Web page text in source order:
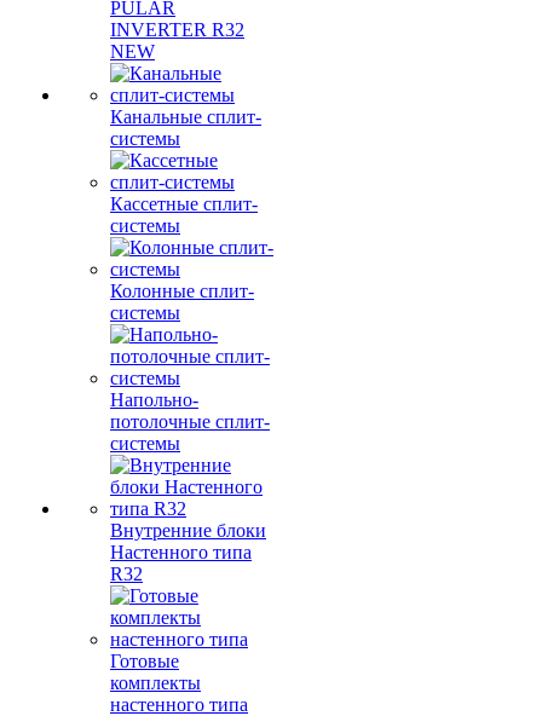
PULAR
INVERTER R32
NEW
Канальные сплит-
системы
Кассетные сплит-
системы
Колонные сплит-
системы
Напольно-
потолочные сплит-
системы
Внутренние блоки
Настенного типа
R32
Готовые
комплекты
настенного типа